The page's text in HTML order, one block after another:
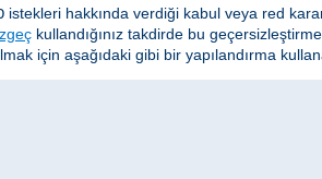
istekleri hakkında verdiği kabul veya red
kullandığınız takdirde bu
için aşağıdaki gibi bir yapılandırma